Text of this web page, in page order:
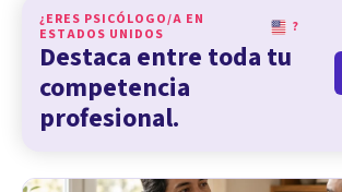
¿ERES PSICÓLOGO/A EN
ESTADOS UNIDOS
?
Destaca entre toda tu
competencia
profesional.